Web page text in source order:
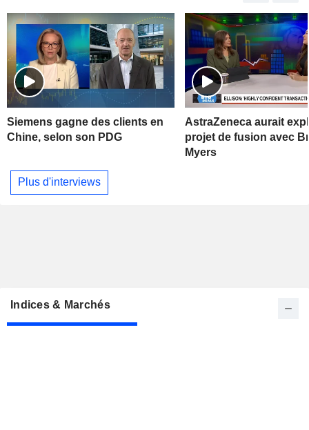
Siemens gagne des clients en
Chine, selon son PDG
AstraZeneca aurait
projet de fusion avec
Myers
Plus d'interviews
Indices & Marchés